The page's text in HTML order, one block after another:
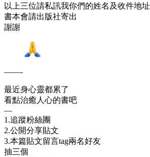
以上三位請私訊我你們的姓名及收件地址
書本會請出版社寄出
謝謝
——-
最近身心靈都累了
看點治癒人心的書吧
—
1.追蹤粉絲團
2.公開分享貼文
3.本篇貼文留言tag兩名好友
抽三個